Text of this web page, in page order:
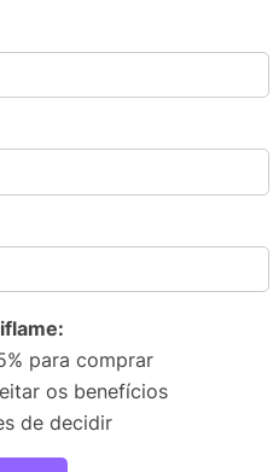
para comprar
os benefícios
de decidir